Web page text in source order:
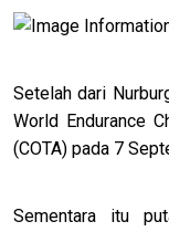
Setelah dari
World Endurance
(COTA) pada 7
Sementara itu